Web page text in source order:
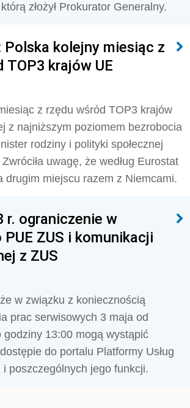
złożył Prokurator Generalny.
Polska kolejny miesiąc z
TOP3 krajów UE
z rzędu wśród TOP3 krajów
z najniższym poziomem bezrobocia
rodziny i polityki społecznej
uwagę, że według Eurostat
drugim miejscu razem z Niemcami.
r. ograniczenie w
ZUS i komunikacji
z ZUS
w związku z koniecznością
prac serwisowych 3 maja od
godziny 13:00 mogą wystąpić
do portalu Platformy Usług
i poszczególnych jego funkcji.